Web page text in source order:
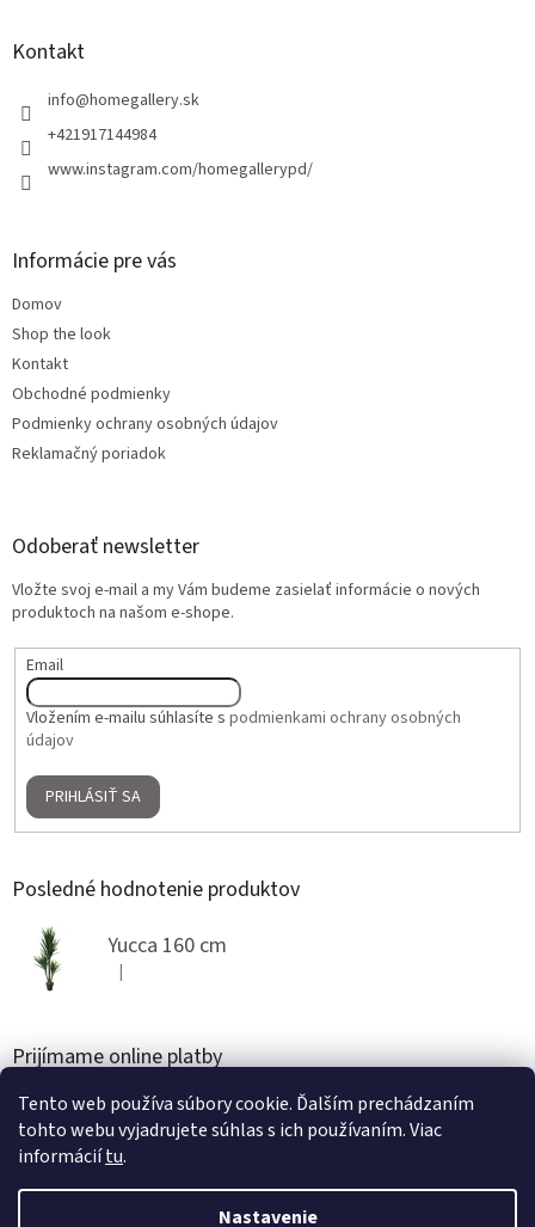
Tento web používa súbory cookie. Ďalším prechádzaním
tohto webu vyjadrujete súhlas s ich používaním. Viac
informáciítu.
Nastavenie
Kontakt
info@homegallery.sk
+421917144984
www.instagram.com/homegallerypd/
Informácie pre vás
Domov
Shop the look
Kontakt
Obchodné podmienky
Podmienky ochrany osobných údajov
Reklamačný poriadok
Odoberať newsletter
Vložte svoj e-mail a my Vám budeme zasielať informácie o nových
produktoch na našom e-shope.
Email
Vložením e-mailu súhlasíte s podmienkami ochrany osobných
údajov
PRIHLÁSIŤ SA
Posledné hodnotenie produktov
Yucca 160 cm
Hodnotenie produktu je 5 z 5 hviezdičiek.
|
Prijímame online platby